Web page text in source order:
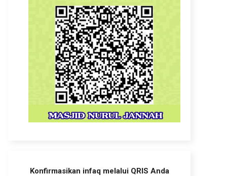
Konfirmasikan infaq melalui QRIS Anda